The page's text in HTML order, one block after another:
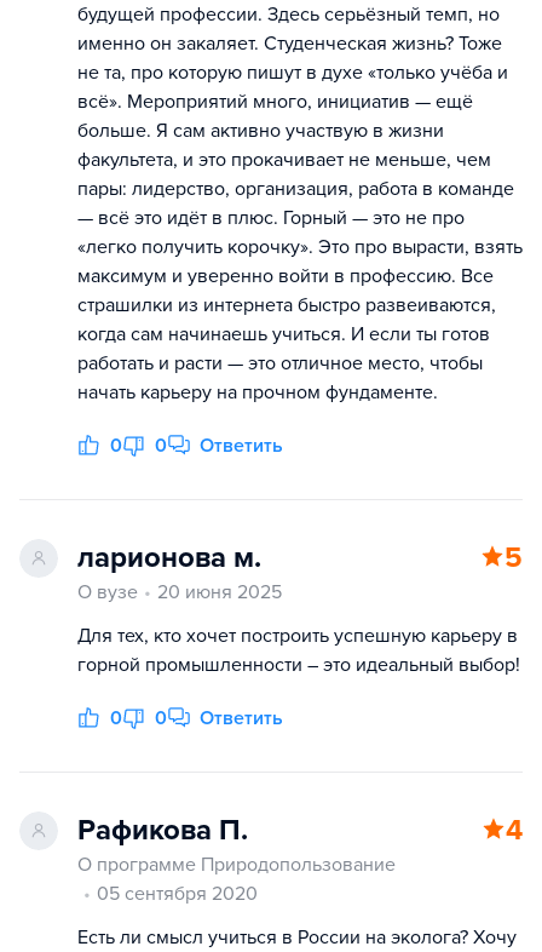
будущей профессии. Здесь серьёзный темп, но
именно он закаляет. Студенческая жизнь? Тоже
не та, про которую пишут в духе «только учёба и
всё». Мероприятий много, инициатив — ещё
больше. Я сам активно участвую в жизни
факультета, и это прокачивает не меньше, чем
пары: лидерство, организация, работа в команде
— всё это идёт в плюс. Горный — это не про
«легко получить корочку». Это про вырасти, взять
максимум и уверенно войти в профессию. Все
страшилки из интернета быстро развеиваются,
когда сам начинаешь учиться. И если ты готов
работать и расти — это отличное место, чтобы
начать карьеру на прочном фундаменте.
0 0 Ответить
ларионова м. 5
О вузе
20 июня 2025
Для тех, кто хочет построить успешную карьеру в
горной промышленности – это идеальный выбор!
0 0 Ответить
Рафикова П. 4
О программе Природопользование
05 сентября 2020
Есть ли смысл учиться в России на эколога? Хочу